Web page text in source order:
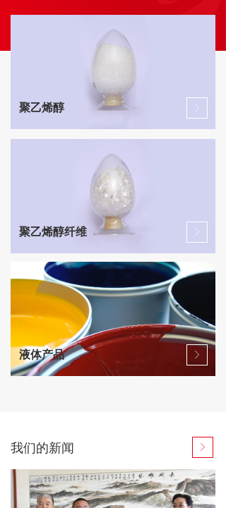
聚乙烯醇 ꁕ
聚乙烯醇纤维 ꁕ
液体产品 ꁕ
我们的新闻 ꁕ